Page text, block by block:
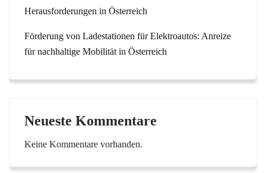
Herausforderungen in Österreich
Förderung von Ladestationen für Elektroautos: Anreize
für nachhaltige Mobilität in Österreich
Neueste Kommentare
Keine Kommentare vorhanden.